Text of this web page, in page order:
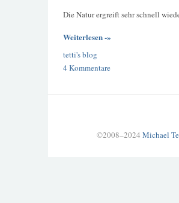
Die Natur ergreift sehr schnell
Weiterlesen -»
tetti's blog
4 Kommentare
©2008–2024 Michael